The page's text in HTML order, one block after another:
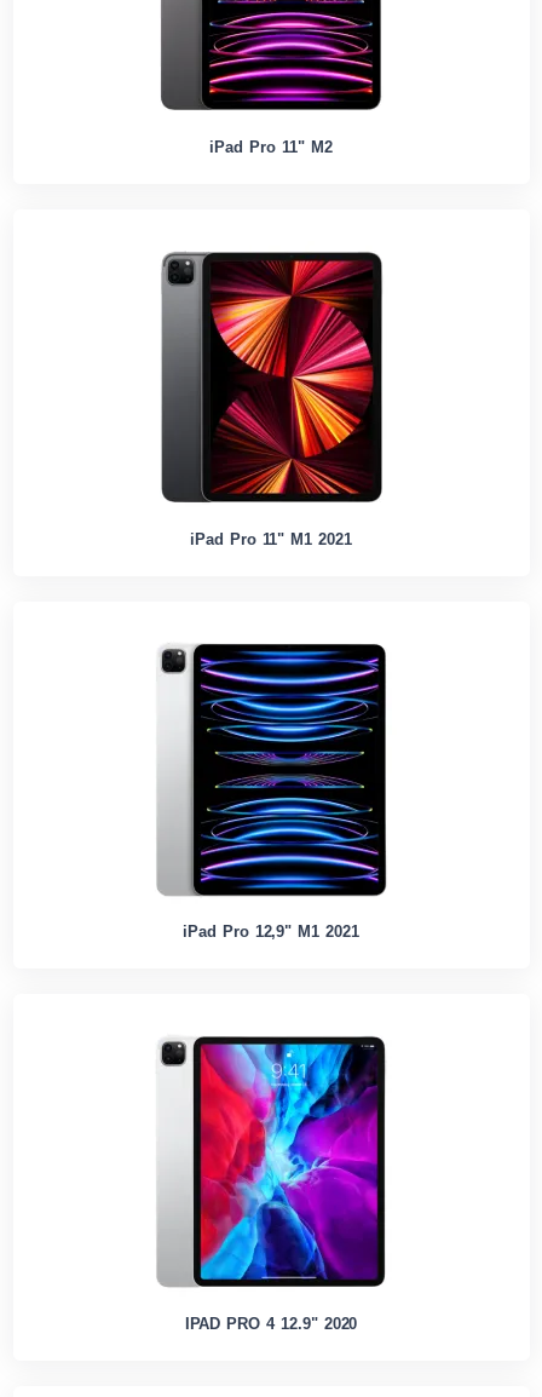
iPad Pro 11" M2
iPad Pro 11" M1 2021
iPad Pro 12,9" M1 2021
IPAD PRO 4 12.9" 2020